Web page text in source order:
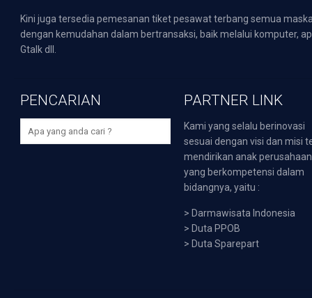
Kini juga tersedia pemesanan tiket pesawat terbang semua
dengan kemudahan dalam bertransaksi, baik melalui komputer,
Gtalk dll.
PENCARIAN PARTNER LINK
Kami yang selalu berinovasi
sesuai dengan visi dan misi
mendirikan anak perusahaan
yang berkompetensi dalam
bidangnya, yaitu :
> Darmawisata Indonesia
> Duta PPOB
> Duta Sparepart